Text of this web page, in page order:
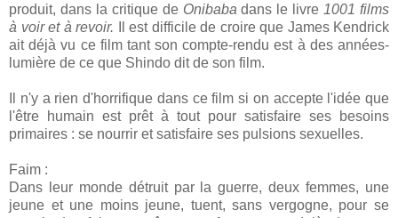
produit, dans la critique de Onibaba dans le livre 1001 films
à voir et à revoir. Il est difficile de croire que James Kendrick
ait déjà vu ce film tant son compte-rendu est à des années-
lumière de ce que Shindo dit de son film.
Il n'y a rien d'horrifique dans ce film si on accepte l'idée que
l'être humain est prêt à tout pour satisfaire ses besoins
primaires : se nourrir et satisfaire ses pulsions sexuelles.
Faim :
Dans leur monde détruit par la guerre, deux femmes, une
jeune et une moins jeune, tuent, sans vergogne, pour se